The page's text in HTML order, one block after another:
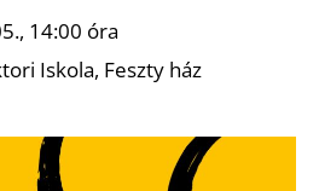
14:00 óra
Iskola, Feszty ház